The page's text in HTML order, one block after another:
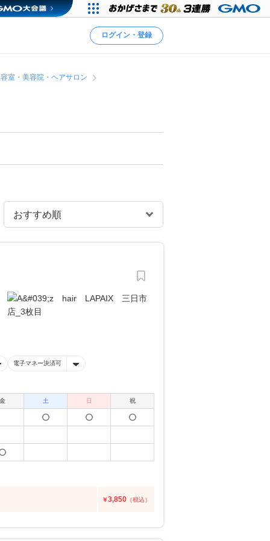
ログイン・登録
室・美容院・ヘアサロン
電子マネー決済可
金 土 日 祝
￥3,850 （税込）